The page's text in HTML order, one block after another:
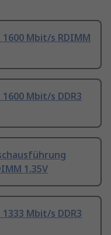
1600 Mbit/s RDIMM
Mbit/s DDR3
1.35V
Mbit/s DDR3